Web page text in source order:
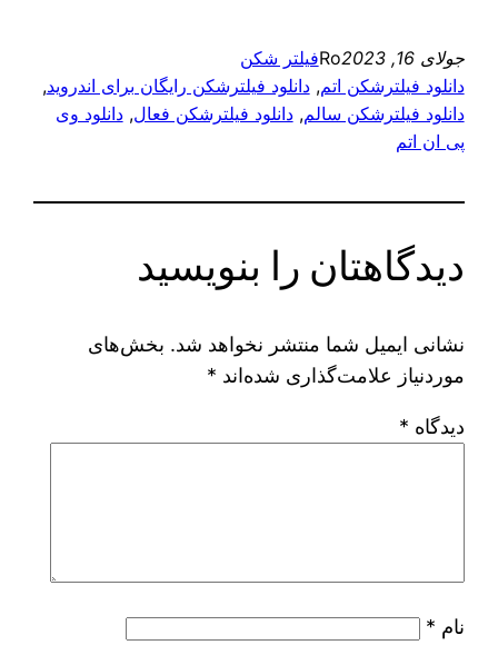
جولای 16, 2023 Roفیلتر شکن
دانلود فیلترشکن اتم, دانلود فیلترشکن رایگان برای اندروید,
دانلود فیلترشکن سالم, دانلود فیلترشکن فعال, دانلود وی
پی ان اتم
دیدگاهتان را بنویسید
نشانی ایمیل شما منتشر نخواهد شد. بخش‌های
موردنیاز علامت‌گذاری شده‌اند *
دیدگاه *
نام *